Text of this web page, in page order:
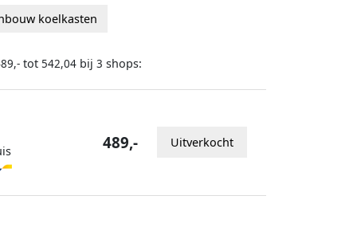
koelkasten
tot 542,04 bij 3 shops:
489,- Uitverkocht